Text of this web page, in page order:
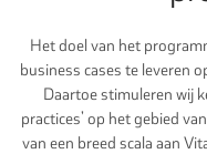
Het doel van het
business cases te leveren
Daartoe stimuleren wij
practices’ op het gebied
van een breed scala aan